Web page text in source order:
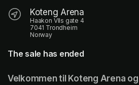
Koteng Arena
Haakon VIIs gate 4
7041 Trondheim
Norway
The sale has ended
Velkommen til Koteng Arena